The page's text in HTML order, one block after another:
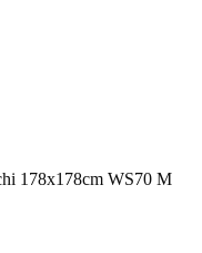
178x178cm WS70 M